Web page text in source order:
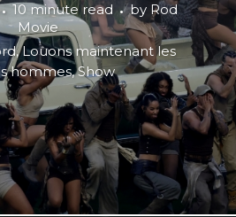
10 minute read by Rod
Movie
,Louons maintenant les
hommes,Show